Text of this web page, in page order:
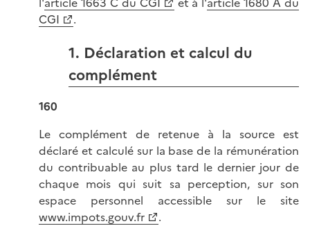
CGI
.
1. Déclaration et calcul du
complément
160
Le complément de retenue à la source est
déclaré et calculé sur la base de la rémunération
du contribuable au plus tard le dernier jour de
chaque mois qui suit sa perception, sur son
espace personnel accessible sur le site
www.impots.gouv.fr
.